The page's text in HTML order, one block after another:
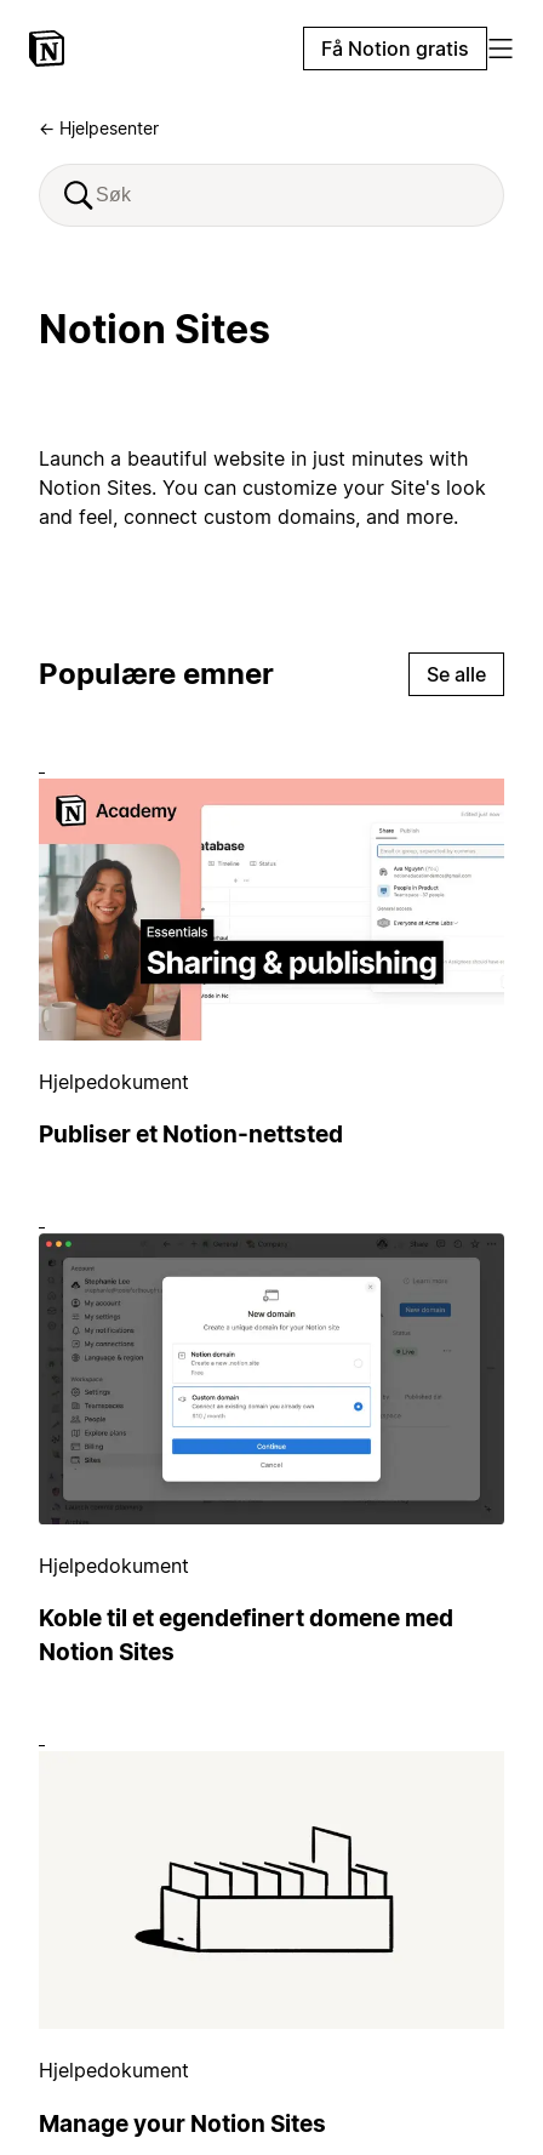
Få Notion gratis
← Hjelpesenter
Notion Sites
Launch a beautiful website in just minutes with
Notion Sites. You can customize your Site's look
and feel, connect custom domains, and more.
Populære emner Se alle
Hjelpedokument
Publiser et Notion-nettsted
Hjelpedokument
Koble til et egendefinert domene med
Notion Sites
Hjelpedokument
Manage your Notion Sites